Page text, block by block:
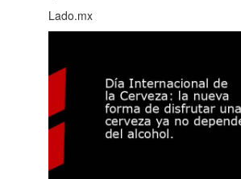
Lado.mx